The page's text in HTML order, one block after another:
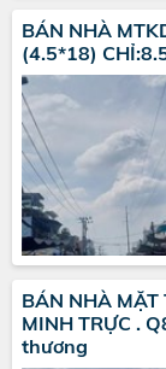
BÁN NHÀ
(4.5*18)
BÁN NHÀ MẶT
MINH TRỰC .
thương